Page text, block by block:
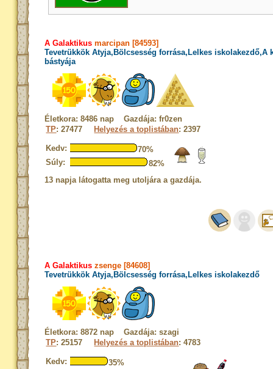
A Galaktikus marcipan [84593]
Tevetrükkök Atyja,Bölcsesség forrása,Lelkes iskolakezdő,A
bástyája
Életkora: 8486 nap Gazdája: fr0zen
TP: 27477 Helyezés a toplistában: 2397
Kedv:
70%
Súly:
82%
13 napja látogatta meg utoljára a gazdája.
A Galaktikus zsenge [84608]
Tevetrükkök Atyja,Bölcsesség forrása,Lelkes iskolakezdő
Életkora: 8872 nap Gazdája: szagi
TP: 25157 Helyezés a toplistában: 4783
Kedv:
35%